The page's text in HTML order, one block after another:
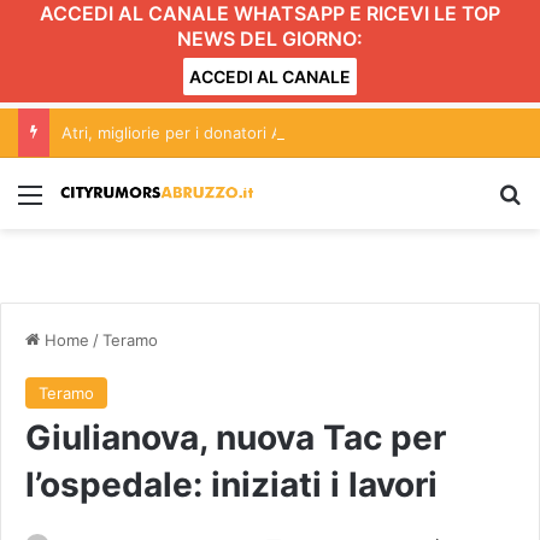
ACCEDI AL CANALE WHATSAPP E RICEVI LE TOP
NEWS DEL GIORNO:
ACCEDI AL CANALE
Menu
Home /Teramo
Teramo
Giulianova, nuova Tac per
l’ospedale: iniziati i lavori